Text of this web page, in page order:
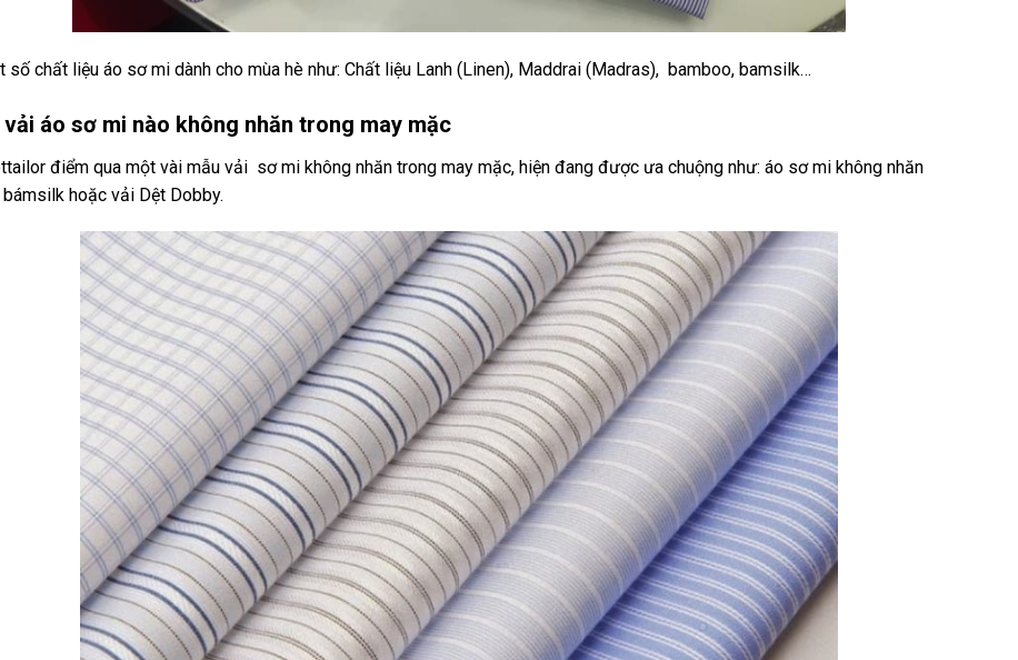
số chất liệu áo sơ mi dành cho mùa hè như: Chất liệu Lanh (Linen), Maddrai (Madras), bamboo, bamsilk…
vải áo sơ mi nào không nhăn trong may mặc
điểm qua một vài mẫu vải sơ mi không nhăn trong may mặc, hiện đang được ưa chuộng như: áo sơ mi không nhăn
hoặc vải Dệt Dobby.